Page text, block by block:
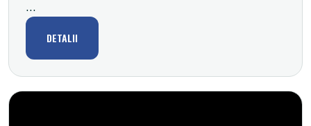
...
DETALII